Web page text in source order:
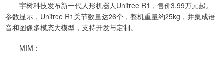
宇树科技发布新一代人形机器人Unitree R1，售价3.99万元起。
参数显示，Unitree R1关节数量达26个，整机重量约25kg，并集成语
音和图像多模态大模型，支持开发与定制。
MIM：